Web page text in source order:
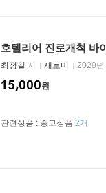
호텔리어 진로개척 바
최정길 저 새로미 2020년
15,000원
관련상품 : 중고상품 2개